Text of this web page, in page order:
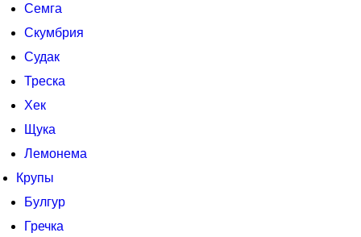
Семга
Скумбрия
Судак
Треска
Хек
Щука
Лемонема
Крупы
Булгур
Гречка